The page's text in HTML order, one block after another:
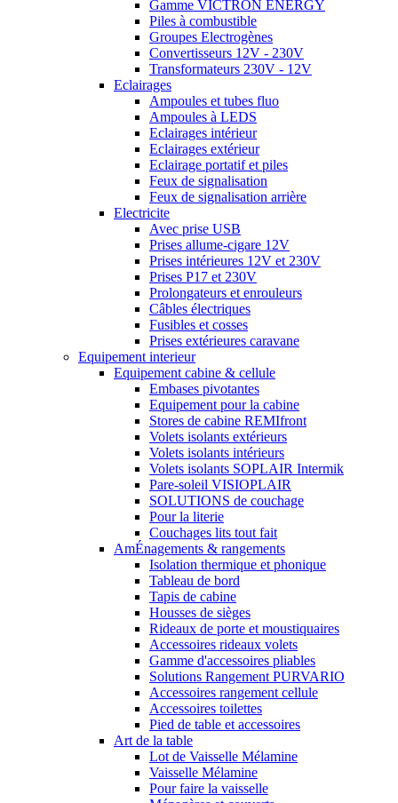
Gamme VICTRON ENERGY
Piles à combustible
Groupes Electrogènes
Convertisseurs 12V - 230V
Transformateurs 230V - 12V
Eclairages
Ampoules et tubes fluo
Ampoules à LEDS
Eclairages intérieur
Eclairages extérieur
Eclairage portatif et piles
Feux de signalisation
Feux de signalisation arrière
Electricite
Avec prise USB
Prises allume-cigare 12V
Prises intérieures 12V et 230V
Prises P17 et 230V
Prolongateurs et enrouleurs
Câbles électriques
Fusibles et cosses
Prises extérieures caravane
Equipement interieur
Equipement cabine & cellule
Embases pivotantes
Equipement pour la cabine
Stores de cabine REMIfront
Volets isolants extérieurs
Volets isolants intérieurs
Volets isolants SOPLAIR Intermik
Pare-soleil VISIOPLAIR
SOLUTIONS de couchage
Pour la literie
Couchages lits tout fait
AmÉnagements & rangements
Isolation thermique et phonique
Tableau de bord
Tapis de cabine
Housses de sièges
Rideaux de porte et moustiquaires
Accessoires rideaux volets
Gamme d'accessoires pliables
Solutions Rangement PURVARIO
Accessoires rangement cellule
Accessoires toilettes
Pied de table et accessoires
Art de la table
Lot de Vaisselle Mélamine
Vaisselle Mélamine
Pour faire la vaisselle